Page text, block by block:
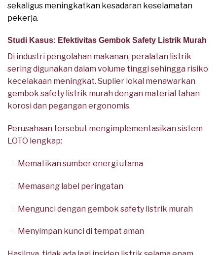
sekaligus meningkatkan kesadaran keselamatan
pekerja.
Studi Kasus: Efektivitas Gembok Safety Listrik Murah
Di industri pengolahan makanan, peralatan listrik
sering digunakan dalam volume tinggi sehingga risiko
kecelakaan meningkat. Suplier lokal menawarkan
gembok safety listrik murah dengan material tahan
korosi dan pegangan ergonomis.
Perusahaan tersebut mengimplementasikan sistem
LOTO lengkap:
Mematikan sumber energi utama
Memasang label peringatan
Mengunci dengan gembok safety listrik murah
Menyimpan kunci di tempat aman